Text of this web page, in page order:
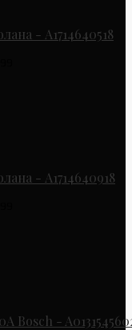
- A1714640518
- A1714640918
Bosch -